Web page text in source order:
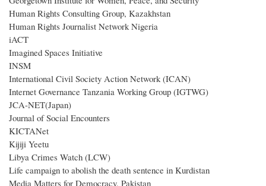
Human Rights Consulting Group, Kazakhstan
Human Rights Journalist Network Nigeria
iACT
Imagined Spaces Initiative
INSM
International Civil Society Action Network (ICAN)
Internet Governance Tanzania Working Group (IGTWG)
JCA-NET(Japan)
Journal of Social Encounters
KICTANet
Kijiji Yeetu
Libya Crimes Watch (LCW)
Life campaign to abolish the death sentence in Kurdistan
Media Matters for Democracy, Pakistan